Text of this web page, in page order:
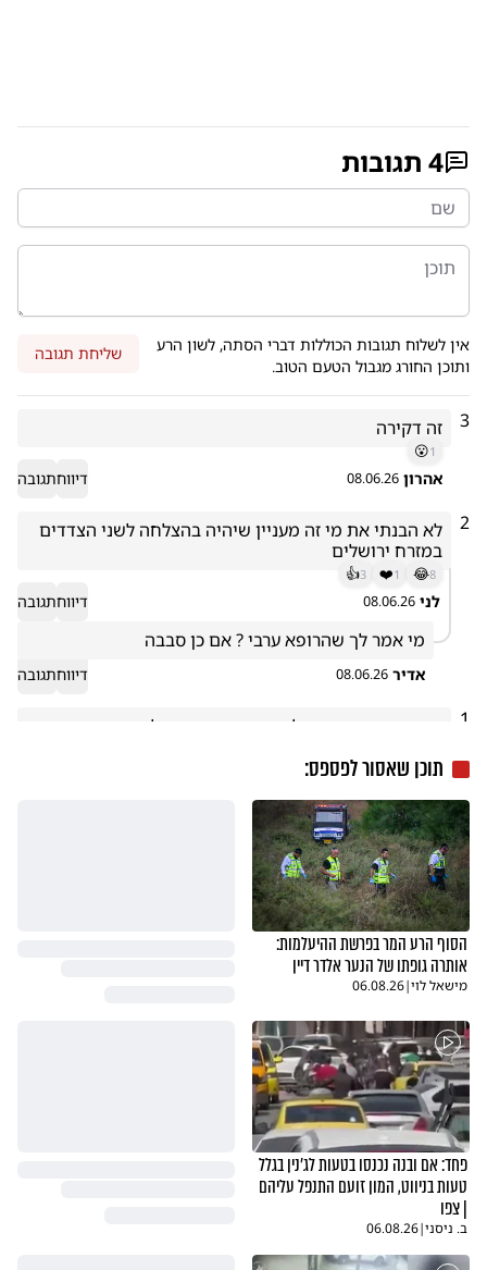
4 תגובות
אין לשלוח תגובות הכוללות דברי הסתה, לשון הרע
ותוכן החורג מגבול הטעם הטוב.
שליחת תגובה
3 זה דקירה
😮1
אהרון 08.06.26 דיווחתגובה
2
במזרח ירושלים
👍3 ❤️1 😂8
לני 08.06.26 דיווחתגובה
מי אמר לך שהרופא ערבי ? אם כן סבבה
אדיר 08.06.26 דיווחתגובה
1
אחמדים ומוחמדים,
בינוש 08.06.26
תוכן שאסור לפספס:
הסוף הרע המר בפרשת ההיעלמות:
אותרה גופתו של הנער אלדר דיין
מישאל לוי|
06.08.26
פחד: אם ובנה נכנסו בטעות לג'נין בגלל
טעות בניווט, המון זועם התנפל עליהם
| צפו
ב. ניסני|
06.08.26